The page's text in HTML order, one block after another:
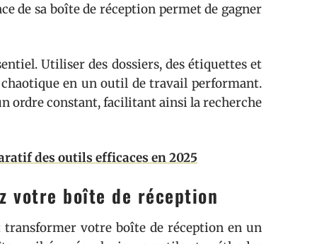
de sa boîte de réception permet de gagner
Utiliser des dossiers, des étiquettes et
en un outil de travail performant.
ordre constant, facilitant ainsi la recherche
des outils efficaces en 2025
votre boîte de réception
votre boîte de réception en un